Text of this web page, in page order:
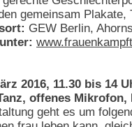
gemeinsam
GEW Berlin,
2016, 11.30 bis 14
offenes Mikrofon,
geht es um